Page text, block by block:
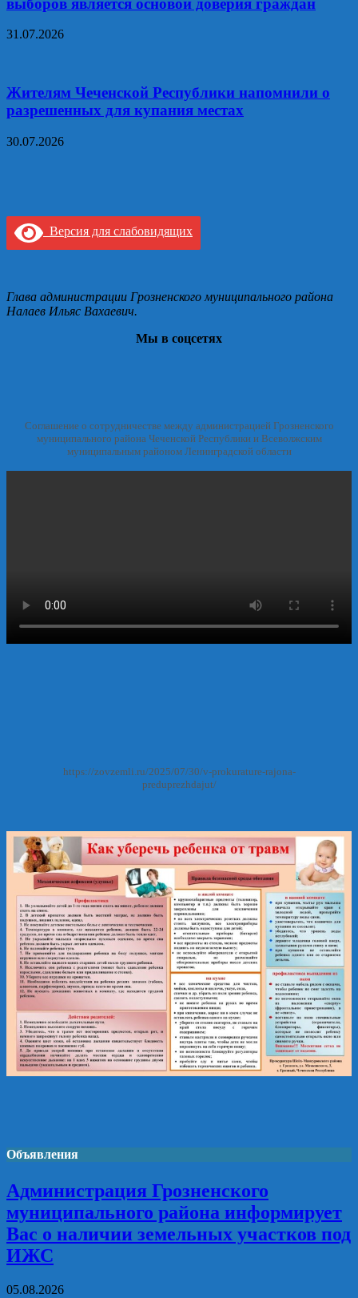
31.07.2026
Жителям Чеченской Республики напомнили о
разрешенных для купания местах
30.07.2026
Версия для слабовидящих
Глава администрации Грозненского муниципального района
Налаев Ильяс Вахаевич.
Мы в соцсетях
Соглашение о сотрудничестве между администрацией Грозненского
муниципального района Чеченской Республики и Всеволжским
муниципальным районом Ленинградской области
https://zovzemli.ru/2025/07/30/v-prokurature-rajona-
preduprezhdajut/
Объявления
Администрация Грозненского
муниципального района информирует
Вас о наличии земельных участков под
ИЖС
05.08.2026